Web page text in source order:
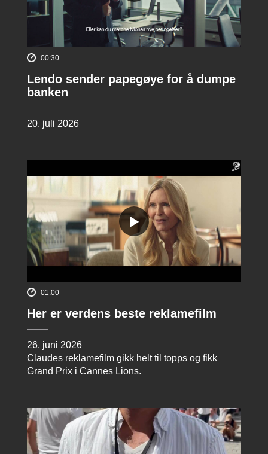
00:30
Lendo sender papegøye for å dumpe
banken
20. juli 2026
01:00
Her er verdens beste reklamefilm
26. juni 2026
Claudes reklamefilm gikk helt til topps og fikk
Grand Prix i Cannes Lions.